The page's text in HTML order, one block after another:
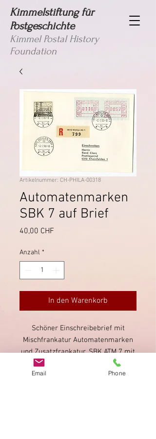
Kimmelstiftung für
Postgeschichte
Kimmel Postal History
Foundation
Artikelnummer: CH-PHILA-00318
Automatenmarken
SBK 7 auf Brief
40,00 CHF
Anzahl *
In den Warenkorb
Schöner Einschreibebrief mit
Mischfrankatur Automatenmarken
und Zusatzfrankatur. SBK ATM 7 mit
ungeradem Rappenwert. Sauberer
Stempel von Wohlen, rückseitig
Email Phone